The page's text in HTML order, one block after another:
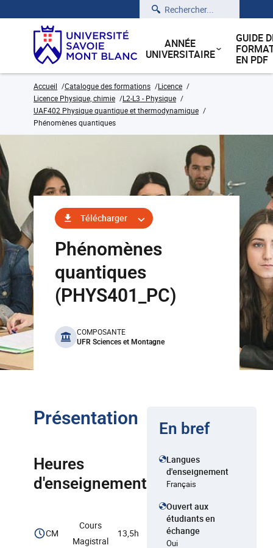
Rechercher
ANNÉE
UNIVERSITAIRE
GUIDE
EN PDF
Accueil Catalogue des formations
Licence
Licence Physique, chimie
L2-L3 - Physique
UAF402 Physique quantique et thermodynamique
Phénomènes quantiques
Télécharger
Phénomènes
quantiques
(PHYS401_PC)
benefits
COMPOSANTE
UFR Sciences et Montagne
Présentation
Heures
d'enseignement
CM
Cours
Magistral
13,5h
En bref
Langues
d'enseignement
Français
Ouvert aux
étudiants en
échange
Oui